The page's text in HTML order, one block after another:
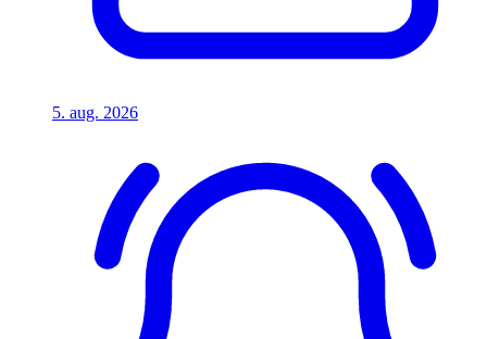
5. aug. 2026